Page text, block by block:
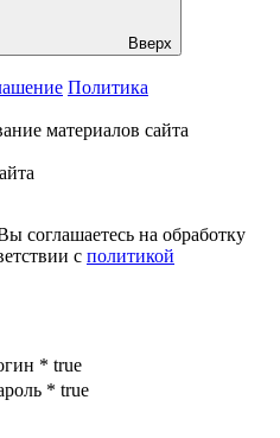
Вверх
Политика
материалов сайта
соглашаетесь на обработку
с политикой
* true
* true